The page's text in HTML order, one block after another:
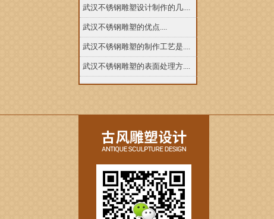
武汉不锈钢雕塑设计制作的几....
武汉不锈钢雕塑的优点....
武汉不锈钢雕塑的制作工艺是....
武汉不锈钢雕塑的表面处理方....